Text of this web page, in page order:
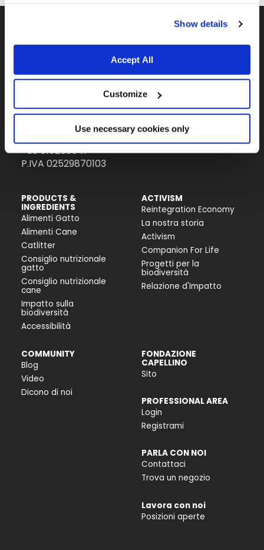
Show details
Accept All
Customize
Use necessary cookies only
Il brand attivista 100% di proprietà della
Fondazione Capellino
Almo Nature Benefit S.p.A.
Piazza dei Giustiniani 6
+39 010253541
P.IVA 02529870103
PRODUCTS &
INGREDIENTS
Alimenti Gatto
Alimenti Cane
Catlitter
Consiglio nutrizionale
gatto
Consiglio nutrizionale
cane
Impatto sulla
biodiversità
Accessibilità
ACTIVISM
Reintegration Economy
La nostra storia
Activism
Companion For Life
Progetti per la
biodiversità
Relazione d'Impatto
COMMUNITY
Blog
Video
Dicono di noi
FONDAZIONE
CAPELLINO
Sito
PROFESSIONAL AREA
Login
Registrami
PARLA CON NOI
Contattaci
Trova un negozio
Lavora con noi
Posizioni aperte